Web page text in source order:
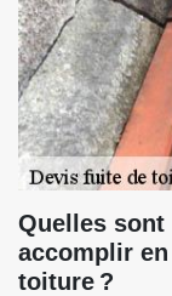
Quelles sont
accomplir en
toiture ?